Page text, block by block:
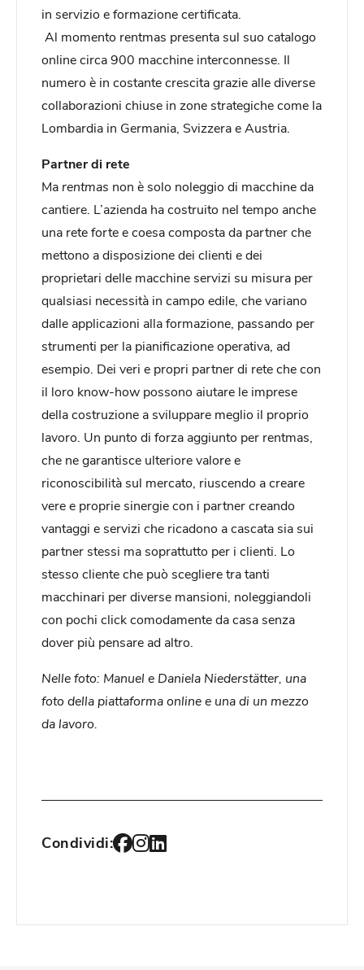
in servizio e formazione certificata.
Al momento rentmas presenta sul suo catalogo
online circa 900 macchine interconnesse. Il
numero è in costante crescita grazie alle diverse
collaborazioni chiuse in zone strategiche come la
Lombardia in Germania, Svizzera e Austria.
Partner di rete
Ma rentmas non è solo noleggio di macchine da
cantiere. L’azienda ha costruito nel tempo anche
una rete forte e coesa composta da partner che
mettono a disposizione dei clienti e dei
proprietari delle macchine servizi su misura per
qualsiasi necessità in campo edile, che variano
dalle applicazioni alla formazione, passando per
strumenti per la pianificazione operativa, ad
esempio. Dei veri e propri partner di rete che con
il loro know-how possono aiutare le imprese
della costruzione a sviluppare meglio il proprio
lavoro. Un punto di forza aggiunto per rentmas,
che ne garantisce ulteriore valore e
riconoscibilità sul mercato, riuscendo a creare
vere e proprie sinergie con i partner creando
vantaggi e servizi che ricadono a cascata sia sui
partner stessi ma soprattutto per i clienti. Lo
stesso cliente che può scegliere tra tanti
macchinari per diverse mansioni, noleggiandoli
con pochi click comodamente da casa senza
dover più pensare ad altro.
Nelle foto: Manuel e Daniela Niederstätter, una
foto della piattaforma online e una di un mezzo
da lavoro.
Condividi: